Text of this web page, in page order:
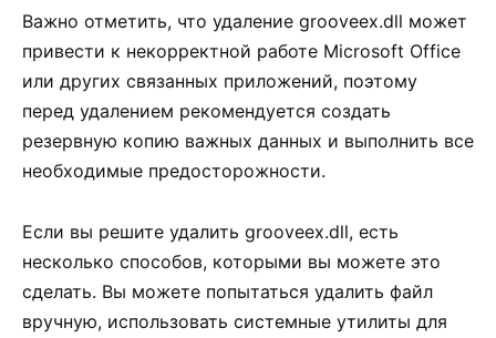
Важно отметить, что удаление grooveex.dll может
привести к некорректной работе Microsoft Office
или других связанных приложений, поэтому
перед удалением рекомендуется создать
резервную копию важных данных и выполнить все
необходимые предосторожности.
Если вы решите удалить grooveex.dll, есть
несколько способов, которыми вы можете это
сделать. Вы можете попытаться удалить файл
вручную, использовать системные утилиты для